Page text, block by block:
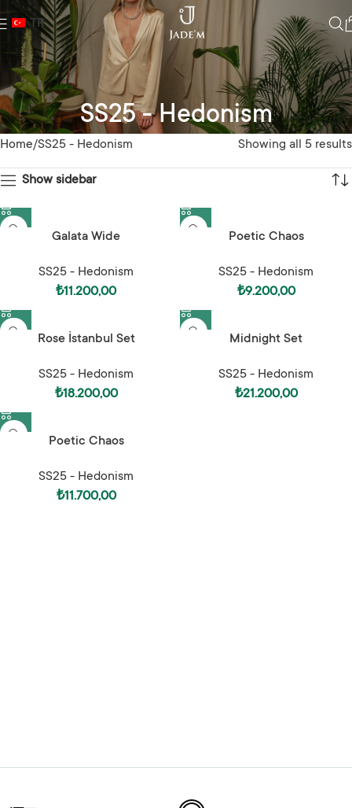
TR
SS25 - Hedonism
Home SS25 - Hedonism Showing all 5 results
Show sidebar
Galata Wide
SS25 - Hedonism
₺11.200,00
Poetic Chaos
SS25 - Hedonism
₺9.200,00
Rose İstanbul Set
SS25 - Hedonism
₺18.200,00
Midnight Set
SS25 - Hedonism
₺21.200,00
Poetic Chaos
SS25 - Hedonism
₺11.700,00